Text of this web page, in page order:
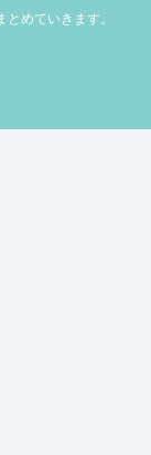
めていきます。